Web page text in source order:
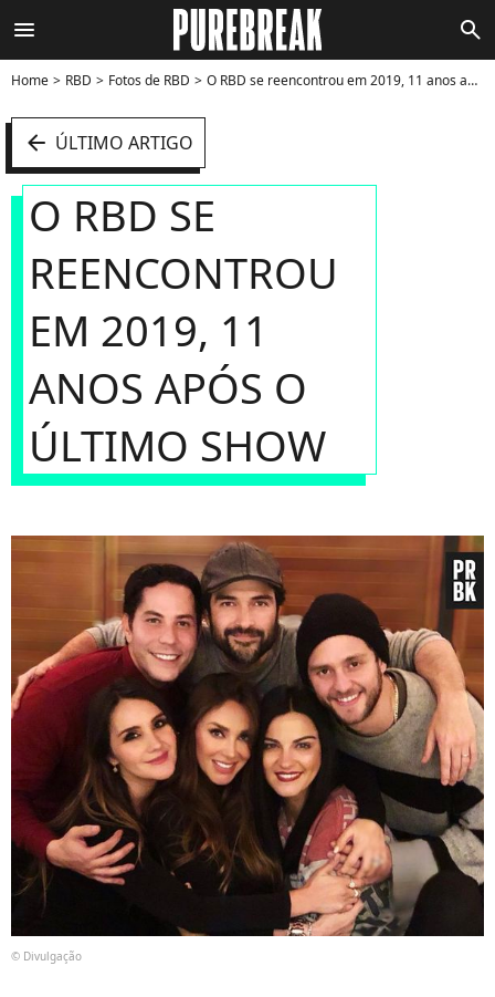
menu search
Home RBD Fotos de RBD O RBD se reencontrou em 2019, 11 anos após o último show - Foto
arrow_left ÚLTIMO ARTIGO
O RBD SE
REENCONTROU
EM 2019, 11
ANOS APÓS O
ÚLTIMO SHOW
© Divulgação